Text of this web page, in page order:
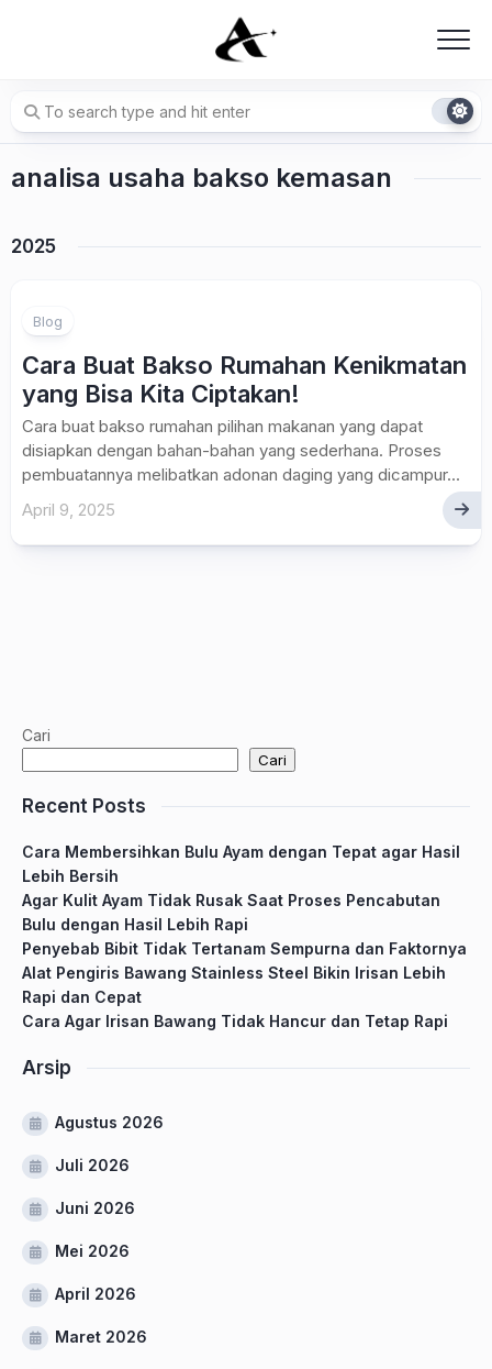
analisa usaha bakso kemasan
2025
Blog
Cara Buat Bakso Rumahan Kenikmatan
yang Bisa Kita Ciptakan!
Cara buat bakso rumahan pilihan makanan yang dapat
disiapkan dengan bahan-bahan yang sederhana. Proses
pembuatannya melibatkan adonan daging yang dicampur...
April 9, 2025
Cari
Cari
Recent Posts
Cara Membersihkan Bulu Ayam dengan Tepat agar Hasil
Lebih Bersih
Agar Kulit Ayam Tidak Rusak Saat Proses Pencabutan
Bulu dengan Hasil Lebih Rapi
Penyebab Bibit Tidak Tertanam Sempurna dan Faktornya
Alat Pengiris Bawang Stainless Steel Bikin Irisan Lebih
Rapi dan Cepat
Cara Agar Irisan Bawang Tidak Hancur dan Tetap Rapi
Arsip
Agustus 2026
Juli 2026
Juni 2026
Mei 2026
April 2026
Maret 2026